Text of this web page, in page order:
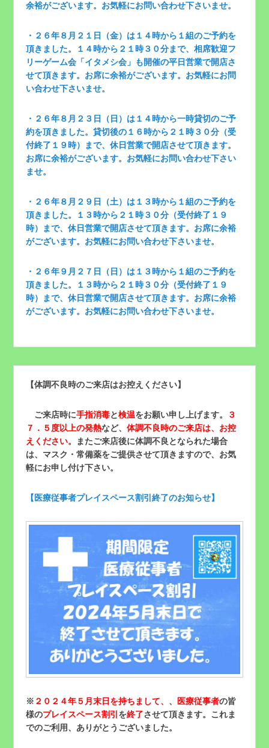
余裕がございます。お気軽にお問い合わせ下さいませ。
・２６年８月２１日（金）は１４時から１組のご予約を
頂きました。１４時から２１時３０分まで、相席歓迎フ
リーゲーム会「イタメシ会」も開催の平日営業で開店さ
せて頂きます。お席に余裕がございます。お気軽にお問
い合わせ下さいませ。
・２６年８月２３日（日）は１４時から一時貸切のご予
約を頂きました。貸切後の１６時から２１時３０分（受
付終了１９時）まで、休日営業で開店させて頂きます。
お席に余裕がございます。お気軽にお問い合わせ下さい
ませ。
・２６年８月２９日（土）は１３時から１組のご予約を
頂きました。１３時から２１時３０分（受付終了１９
時）まで、休日営業で開店させて頂きます。お席に余裕
がございます。お気軽にお問い合わせ下さいませ。
・２６年９月２７日（日）は１３時から１組のご予約を
頂きました。１３時から２１時３０分（受付終了１９
時）まで、休日営業で開店させて頂きます。お席に余裕
がございます。お気軽にお問い合わせ下さいませ。
【体調不良時のご来店はお控えください】
ご来店時に手指消毒と検温をお願い申し上げます。
３
７．５度以上の発熱など、体調不良時のご来店は、お控
えください。 またご来店後に体調不良となられた場合
は、マスク・常備薬をご提供させて頂きますので、お気
軽にお申し付け下さい。
【医療従事者プレイスペース割引終了のお知らせ】
※ ２０２４年５月末日を持ちまして、 、 医療従事者の皆
様のプレイスペース割引 を終了させて頂きます。これま
でのご利用、ありがとうございました。